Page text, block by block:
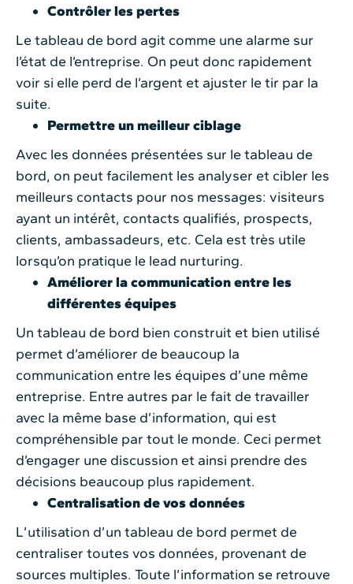
Contrôler les pertes
Le tableau de bord agit comme une alarme sur
l’état de l’entreprise. On peut donc rapidement
voir si elle perd de l’argent et ajuster le tir par la
suite.
Permettre un meilleur ciblage
Avec les données présentées sur le tableau de
bord, on peut facilement les analyser et cibler les
meilleurs contacts pour nos messages: visiteurs
ayant un intérêt, contacts qualifiés, prospects,
clients, ambassadeurs, etc. Cela est très utile
lorsqu’on pratique le lead nurturing.
Améliorer la communication entre les
différentes équipes
Un tableau de bord bien construit et bien utilisé
permet d’améliorer de beaucoup la
communication entre les équipes d’une même
entreprise. Entre autres par le fait de travailler
avec la même base d’information, qui est
compréhensible par tout le monde. Ceci permet
d’engager une discussion et ainsi prendre des
décisions beaucoup plus rapidement.
Centralisation de vos données
L’utilisation d’un tableau de bord permet de
centraliser toutes vos données, provenant de
sources multiples. Toute l’information se retrouve